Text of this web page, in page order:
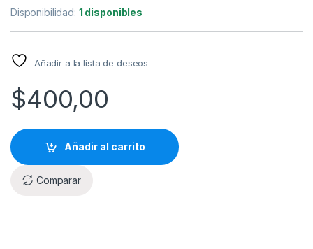
Disponibilidad: 1 disponibles
Añadir a la lista de deseos
$400,00
Añadir al carrito
Comparar